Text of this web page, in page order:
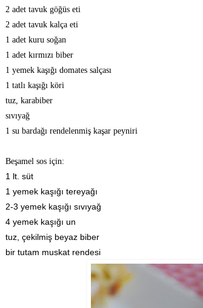
2 adet tavuk göğüs eti
2 adet tavuk kalça eti
1 adet kuru soğan
1 adet kırmızı biber
1 yemek kaşığı domates salçası
1 tatlı kaşığı köri
tuz, karabiber
sıvıyağ
1 su bardağı rendelenmiş kaşar peyniri
Beşamel sos için:
1 lt. süt
1 yemek kaşığı tereyağı
2-3 yemek kaşığı sıvıyağ
4 yemek kaşığı un
tuz, çekilmiş beyaz biber
bir tutam muskat rendesi